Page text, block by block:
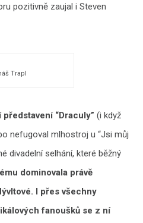
pozitivně zaujal i Steven
Trapl
“Draculy” (i když
nefugoval mlhostroj u “Jsi můj
divadelní selhání, které běžný
dominovala právě
I přes všechny
fanoušků se z ní